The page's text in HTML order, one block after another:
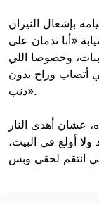
بإشعال النيران
«أنا ندمان على
وخصوصا اللي
أتصاب وراح بدون
ذنب».
عشان أهدى النار
أولع في البيت،